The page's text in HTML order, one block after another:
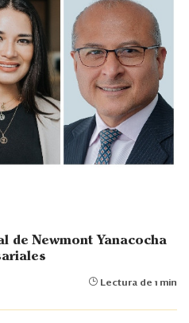
de Newmont Yanacocha
Lectura de 1 min